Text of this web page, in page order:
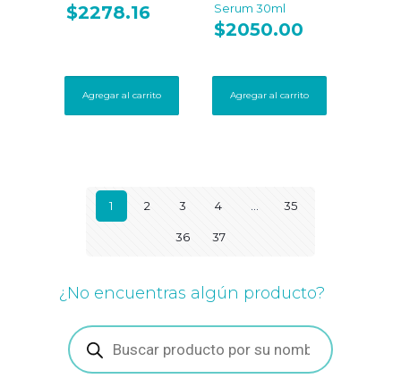
$2278.16
Agregar al carrito
Serum 30ml
$2050.00
Agregar al carrito
1 2 3 4 35
36 37
¿No encuentras algún producto?
Búsqueda
de
productos